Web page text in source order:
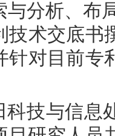
与分析、布
技术交底书
针对目前专
科技与信息